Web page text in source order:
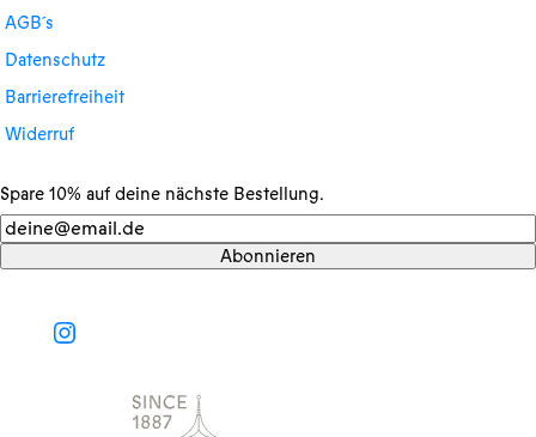
AGB´s
Datenschutz
Barrierefreiheit
Widerruf
Spare 10% auf deine nächste Bestellung.
Newsletter
Abonnieren